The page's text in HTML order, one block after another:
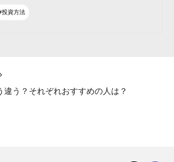
投資方法
う？それぞれおすすめの人は？